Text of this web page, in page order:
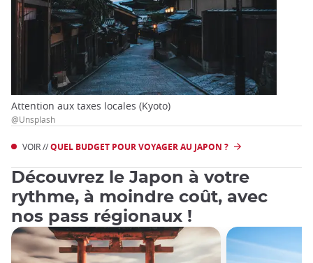
Attention aux taxes locales (Kyoto)
@Unsplash
VOIR //QUEL BUDGET POUR VOYAGER AU JAPON ?
Découvrez le Japon à votre
rythme, à moindre coût, avec
nos pass régionaux !